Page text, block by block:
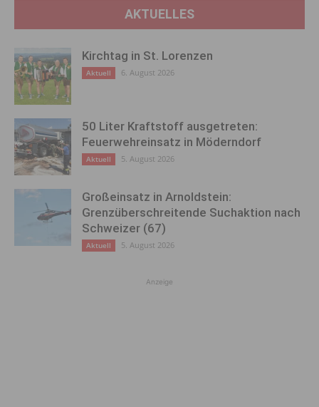
AKTUELLES
Kirchtag in St. Lorenzen
Aktuell 6. August 2026
50 Liter Kraftstoff ausgetreten:
Feuerwehreinsatz in Möderndorf
Aktuell 5. August 2026
Großeinsatz in Arnoldstein:
Grenzüberschreitende Suchaktion nach
Schweizer (67)
Aktuell 5. August 2026
Anzeige